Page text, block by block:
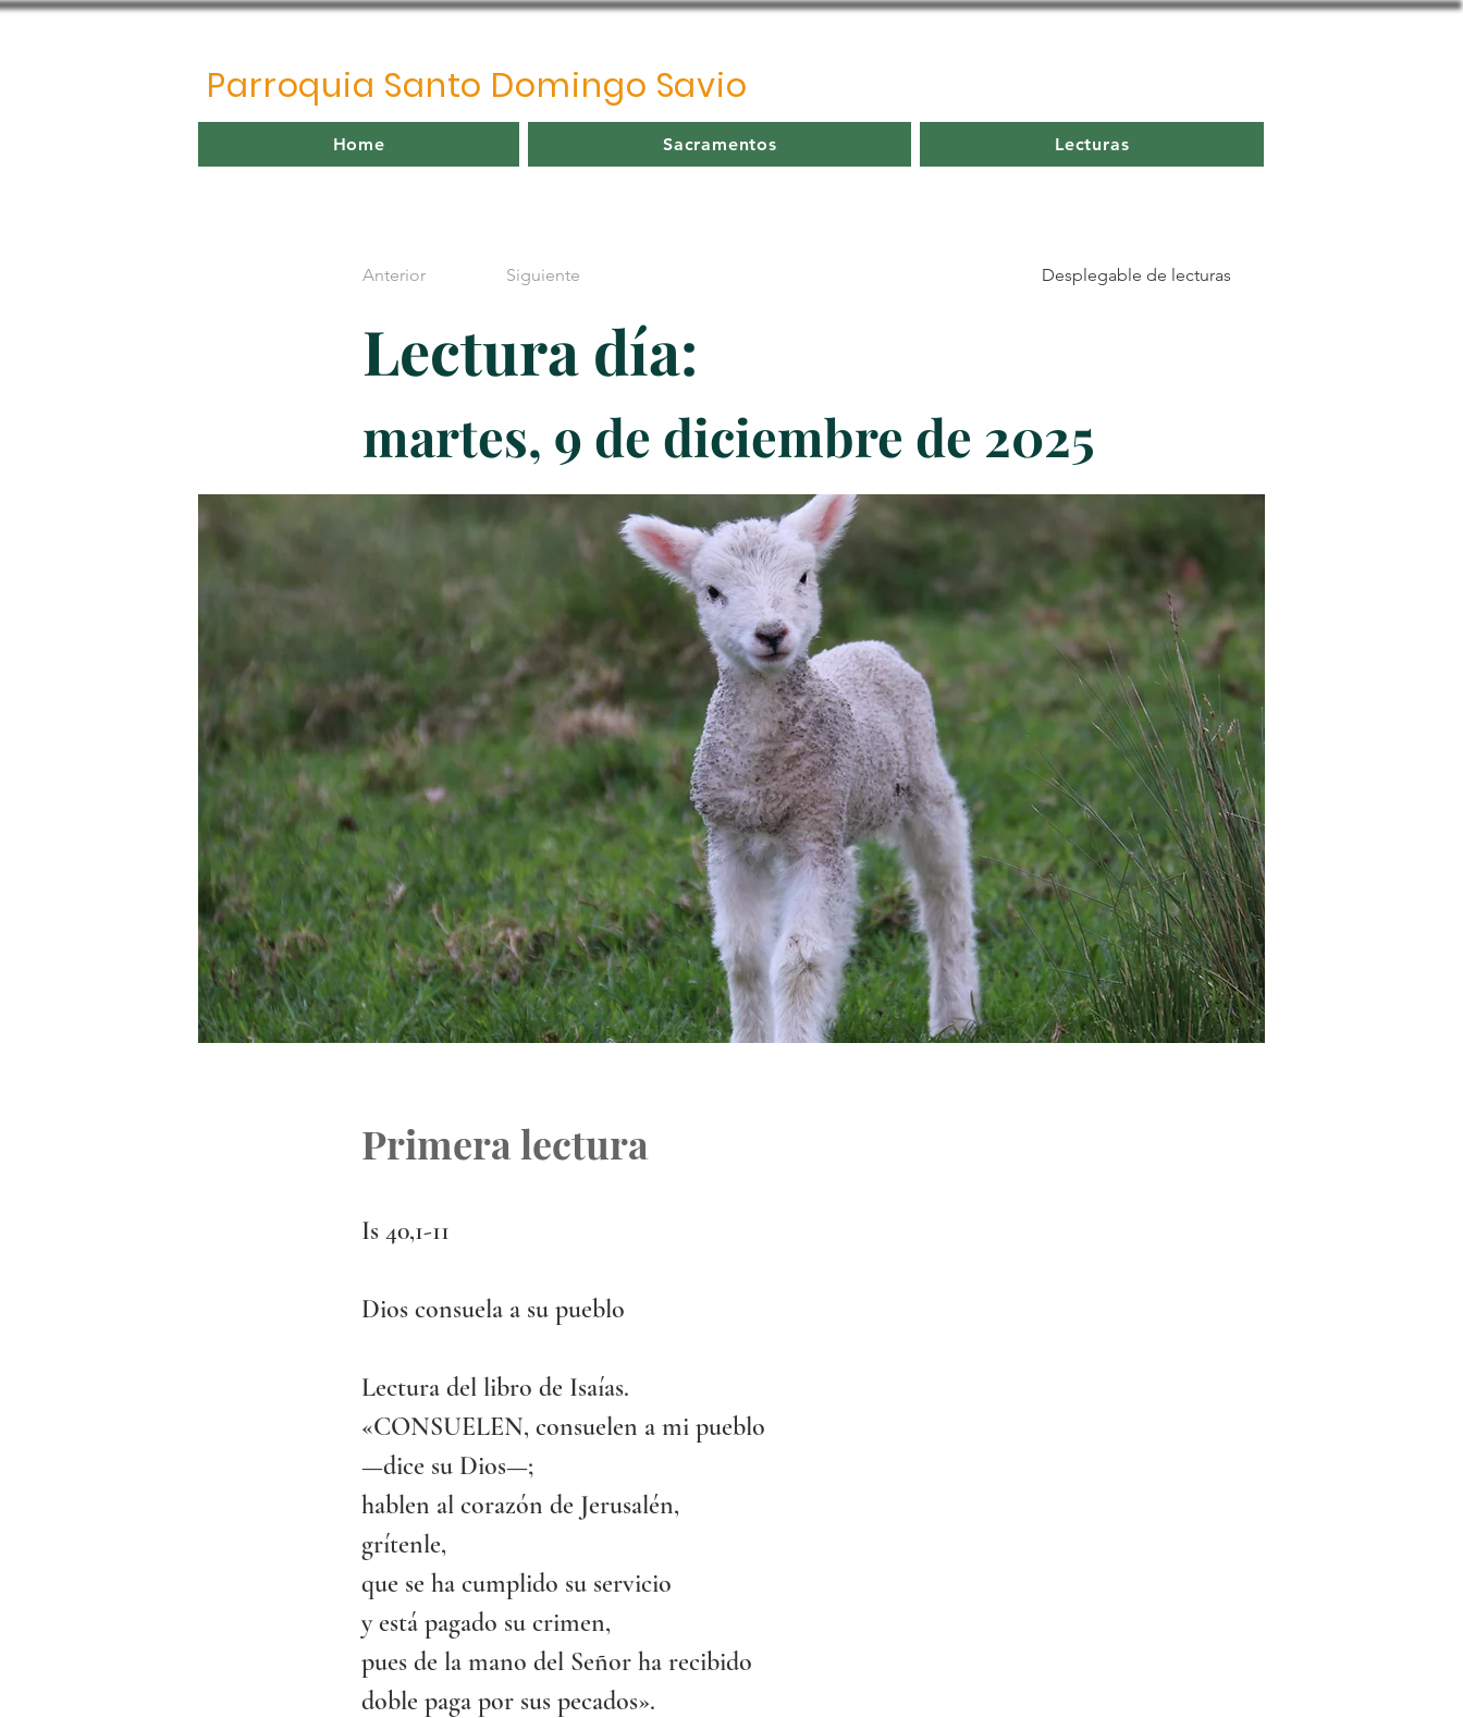
Parroquia Santo Domingo Savio
Home Sacramentos Lecturas
Anterior Siguiente Desplegable de lecturas
Lectura día:
martes, 9 de diciembre de 2025
Primera lectura
Is 40,1-11
Dios consuela a su pueblo
Lectura del libro de Isaías.
«CONSUELEN, consuelen a mi pueblo
—dice su Dios—;
hablen al corazón de Jerusalén,
grítenle,
que se ha cumplido su servicio
y está pagado su crimen,
pues de la mano del Señor ha recibido
doble paga por sus pecados».